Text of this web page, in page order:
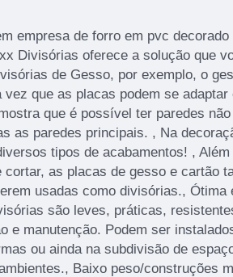
empresa de forro em pvc decorado
Divisórias oferece a solução que
de Gesso, por exemplo, o
vez que as placas podem se
que é possível ter paredes
as paredes principais. , Na
tipos de acabamentos! ,
cortar, as placas de gesso e cartão
usadas como divisórias., Ótima
são leves, práticas,
e manutenção. Podem ser
ou ainda na subdivisão de
Baixo peso/construções